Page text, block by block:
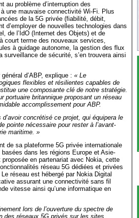
au problème d’interruption des
une mauvaise connectivité Wi-Fi. Plus
de la 5G privée (fiabilité, débit,
d’employer de nouvelles technologies dans
de l’IdO (Internet des Objets) et de
court terme des nouveaux services,
à guidage autonome, la gestion des flux
de sécurité, s’en trouvera ainsi
d’ABP, explique : « Le
flexibles et résilientes capables de
une composante clé de notre stratégie.
portuaire britannique proposant un réseau
accomplissement pour ABP.
concrétisé ce projet, qui équipera le
pointe nécessaire pour rester à l’avant-
maritime. »
de sa plateforme 5G privée internationale
dans les régions Europe et Asie-
en partenariat avec Nokia, cette
réseau 5G dédiées et privées
réseau est hébergé par Nokia Digital
assurant une connectivité sans fil
vitesse ainsi qu’une informatique en
lors de l’ouverture du spectre de
des réseaux 5G privés sur les sites